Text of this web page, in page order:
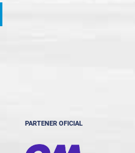
PARTENER OFICIAL